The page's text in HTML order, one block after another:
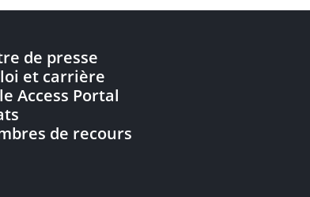
de presse
et carrière
Access Portal
de recours